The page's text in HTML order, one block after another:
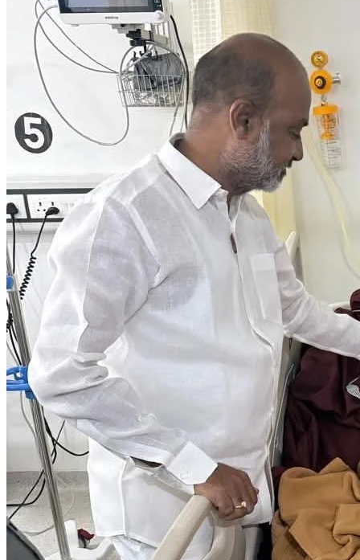
బీసీ స్టడీ సర్కిల్ శిక్షణతో ముగ్గురికి కోర్టు ఉద్యోగాలు..
10 నిమిషాల క్రితం